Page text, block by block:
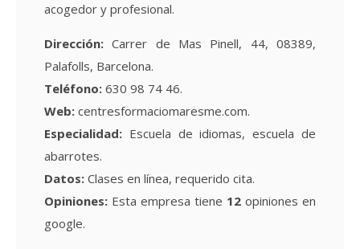
acogedor y profesional.
Dirección: Carrer de Mas Pinell, 44, 08389,
Palafolls, Barcelona.
Teléfono: 630 98 74 46.
Web: centresformaciomaresme.com.
Especialidad: Escuela de idiomas, escuela de
abarrotes.
Datos: Clases en línea, requerido cita.
Opiniones: Esta empresa tiene 12 opiniones en
google.